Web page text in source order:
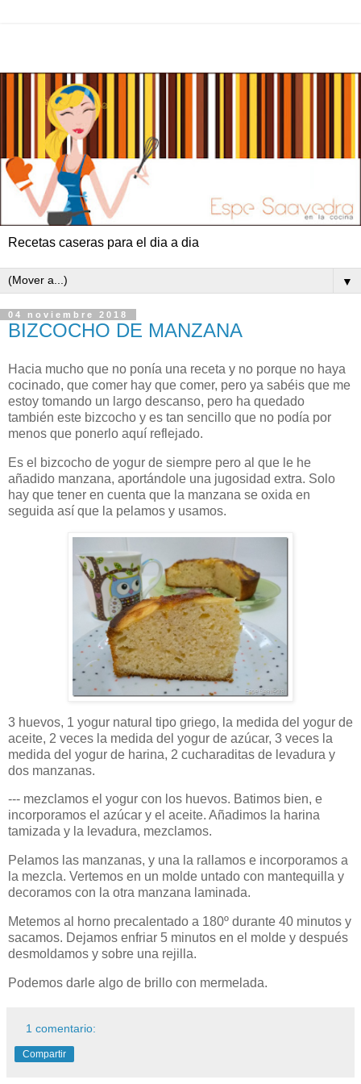
Recetas caseras para el dia a dia
▼
04 noviembre 2018
BIZCOCHO DE MANZANA
Hacia mucho que no ponía una receta y no porque no haya
cocinado, que comer hay que comer, pero ya sabéis que me
estoy tomando un largo descanso, pero ha quedado
también este bizcocho y es tan sencillo que no podía por
menos que ponerlo aquí reflejado.
Es el bizcocho de yogur de siempre pero al que le he
añadido manzana, aportándole una jugosidad extra. Solo
hay que tener en cuenta que la manzana se oxida en
seguida así que la pelamos y usamos.
3 huevos, 1 yogur natural tipo griego, la medida del yogur de
aceite, 2 veces la medida del yogur de azúcar, 3 veces la
medida del yogur de harina, 2 cucharaditas de levadura y
dos manzanas.
--- mezclamos el yogur con los huevos. Batimos bien, e
incorporamos el azúcar y el aceite. Añadimos la harina
tamizada y la levadura, mezclamos.
Pelamos las manzanas, y una la rallamos e incorporamos a
la mezcla. Vertemos en un molde untado con mantequilla y
decoramos con la otra manzana laminada.
Metemos al horno precalentado a 180º durante 40 minutos y
sacamos. Dejamos enfriar 5 minutos en el molde y después
desmoldamos y sobre una rejilla.
Podemos darle algo de brillo con mermelada.
1 comentario:
Compartir